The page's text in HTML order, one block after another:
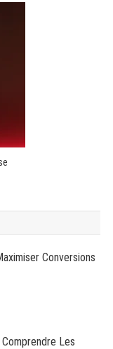
Conversions
Les